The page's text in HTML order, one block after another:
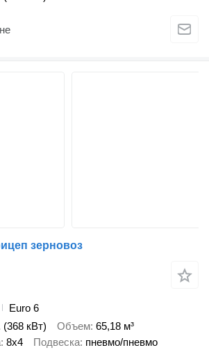
зерновоз
Euro 6
(368 кВт) Объем 65,18 м³
8x4 Подвеска пневмо/пневмо